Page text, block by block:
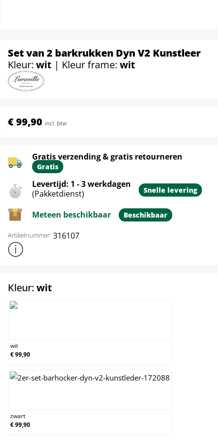
Set van 2 barkrukken Dyn V2 Kunstleer
Kleur: wit | Kleur frame: wit
€ 99,90 incl. btw
Gratis verzending & gratis retourneren
Gratis
Levertijd: 1 - 3 werkdagen
(Pakketdienst)
Snelle levering
Meteen beschikbaar Beschikbaar
Artikelnummer: 316107
Toon meer productinformatie
Kleur: wit
wit
€ 99,90
zwart
€ 99,90